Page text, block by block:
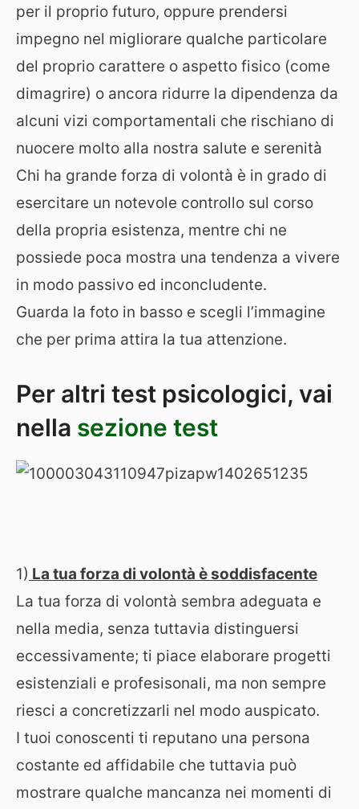
per il proprio futuro, oppure prendersi
impegno nel migliorare qualche particolare
del proprio carattere o aspetto fisico (come
dimagrire) o ancora ridurre la dipendenza da
alcuni vizi comportamentali che rischiano di
nuocere molto alla nostra salute e serenità
Chi ha grande forza di volontà è in grado di
esercitare un notevole controllo sul corso
della propria esistenza, mentre chi ne
possiede poca mostra una tendenza a vivere
in modo passivo ed inconcludente.
Guarda la foto in basso e scegli l’immagine
che per prima attira la tua attenzione.
Per altri test psicologici, vai
nella sezione test
1) La tua forza di volontà è soddisfacente
La tua forza di volontà sembra adeguata e
nella media, senza tuttavia distinguersi
eccessivamente; ti piace elaborare progetti
esistenziali e profesisonali, ma non sempre
riesci a concretizzarli nel modo auspicato.
I tuoi conoscenti ti reputano una persona
costante ed affidabile che tuttavia può
mostrare qualche mancanza nei momenti di